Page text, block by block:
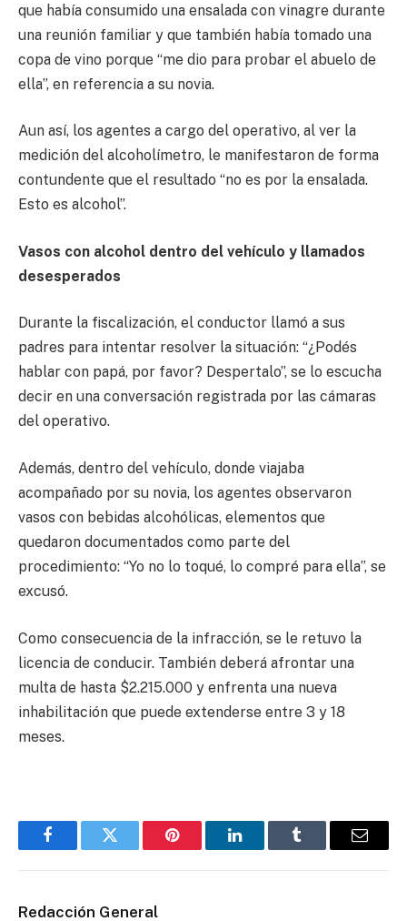
que había consumido una ensalada con vinagre durante
una reunión familiar y que también había tomado una
copa de vino porque “me dio para probar el abuelo de
ella”, en referencia a su novia.
Aun así, los agentes a cargo del operativo, al ver la
medición del alcoholímetro, le manifestaron de forma
contundente que el resultado “no es por la ensalada.
Esto es alcohol”.
Vasos con alcohol dentro del vehículo y llamados
desesperados
Durante la fiscalización, el conductor llamó a sus
padres para intentar resolver la situación: “¿Podés
hablar con papá, por favor? Despertalo”, se lo escucha
decir en una conversación registrada por las cámaras
del operativo.
Además, dentro del vehículo, donde viajaba
acompañado por su novia, los agentes observaron
vasos con bebidas alcohólicas, elementos que
quedaron documentados como parte del
procedimiento: “Yo no lo toqué, lo compré para ella”, se
excusó.
Como consecuencia de la infracción, se le retuvo la
licencia de conducir. También deberá afrontar una
multa de hasta $2.215.000 y enfrenta una nueva
inhabilitación que puede extenderse entre 3 y 18
meses.
FacebookTwitter Pinterest LinkedInTumblr Email
Redacción General